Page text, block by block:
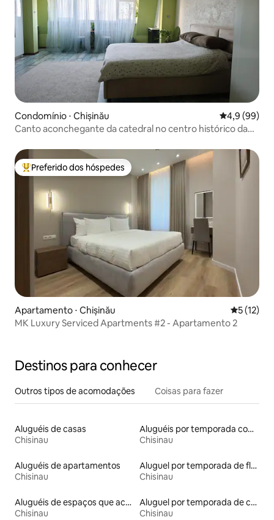
Condomínio ⋅ Chișinău 4,9 de uma
4,9 (99)
Canto aconchegante da catedral no centro histórico da
Entre os melhores preferidos dos hóspedes
Preferido dos hóspedes
Apartamento ⋅ Chișinău 5 de uma
5 (12)
MK Luxury Serviced Apartments #2 - Apartamento 2
Destinos para conhecer
Outros tipos de acomodações Coisas para fazer
Aluguéis de casas
Chisinau
Aluguéis por temporada com sauna
Chisinau
Aluguéis de apartamentos
Chisinau
Aluguel por temporada de flats
Chisinau
Aluguéis de espaços que aceitam animais de estimação
Chisinau
Aluguel por temporada de casas de hóspedes
Chisinau